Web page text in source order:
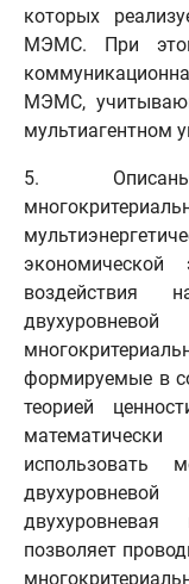
которых
МЭМС. При этом
МЭМС,
мультиагентном
5. Описаны и
формируемые в
теорией
использовать
позволяет